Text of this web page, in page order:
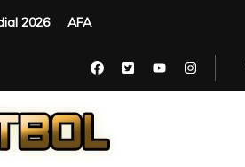
2026 AFA